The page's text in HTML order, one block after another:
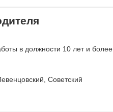
в должности 10 лет и более
Советский